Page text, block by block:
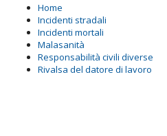
Home
Incidenti stradali
Incidenti mortali
Malasanità
Responsabilità civili diverse
Rivalsa del datore di lavoro